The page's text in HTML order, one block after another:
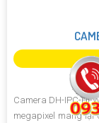
Camera DH-IPC-
megapixel mang lại